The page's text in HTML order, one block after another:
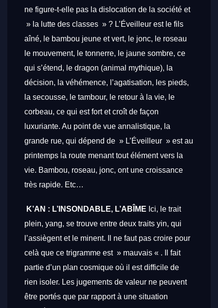
ne figure-t-elle pas la dislocation de la société et
» la lutte des classes » ? L’Éveilleur est le fils
aîné, le bambou jeune et vert, le jonc, le roseau
le mouvement, le tonnerre, le jaune sombre, ce
qui s’étend, le dragon (animal mythique), la
décision, la véhémence, l’agatisation, les pieds,
la secousse, le tambour, le retour à la vie, le
corbeau, ce qui est fort et croît de façon
luxuriante. Au point de vue annalistique, la
grande rue, qui dépend de » L’Éveilleur » est au
printemps la route menant tout élément vers la
vie. Bambou, roseau, jonc, ont une croissance
très rapide. Etc…
K’AN : L’INSONDABLE, L’ABÎME Ici, le trait
plein, yang, se trouve entre deux traits yin, qui
l’assiègent et le minent. Il ne faut pas croire pour
celà que ce trigramme est » mauvais « . Il fait
partie d’un plan cosmique où il est difficile de
rien isoler. Les jugements de valeur ne peuvent
être portés que par rapport à une situation